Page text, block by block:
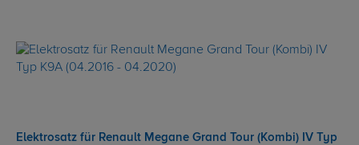
Elektrosatz für Renault Megane Grand Tour (Kombi) IV Typ